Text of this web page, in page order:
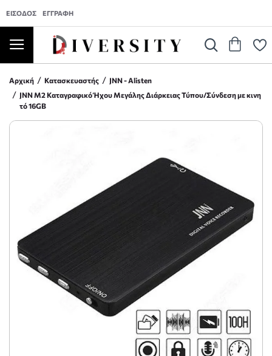
ΕΊΣΟΔΟΣ ΕΓΓΡΑΦΉ
Αρχική Κατασκευαστής
JNN - Alisten
JNN M2 Καταγραφικό Ήχου Μεγάλης Διάρκειας Τύπου/Σύνδεση με κινη
τό 16GB